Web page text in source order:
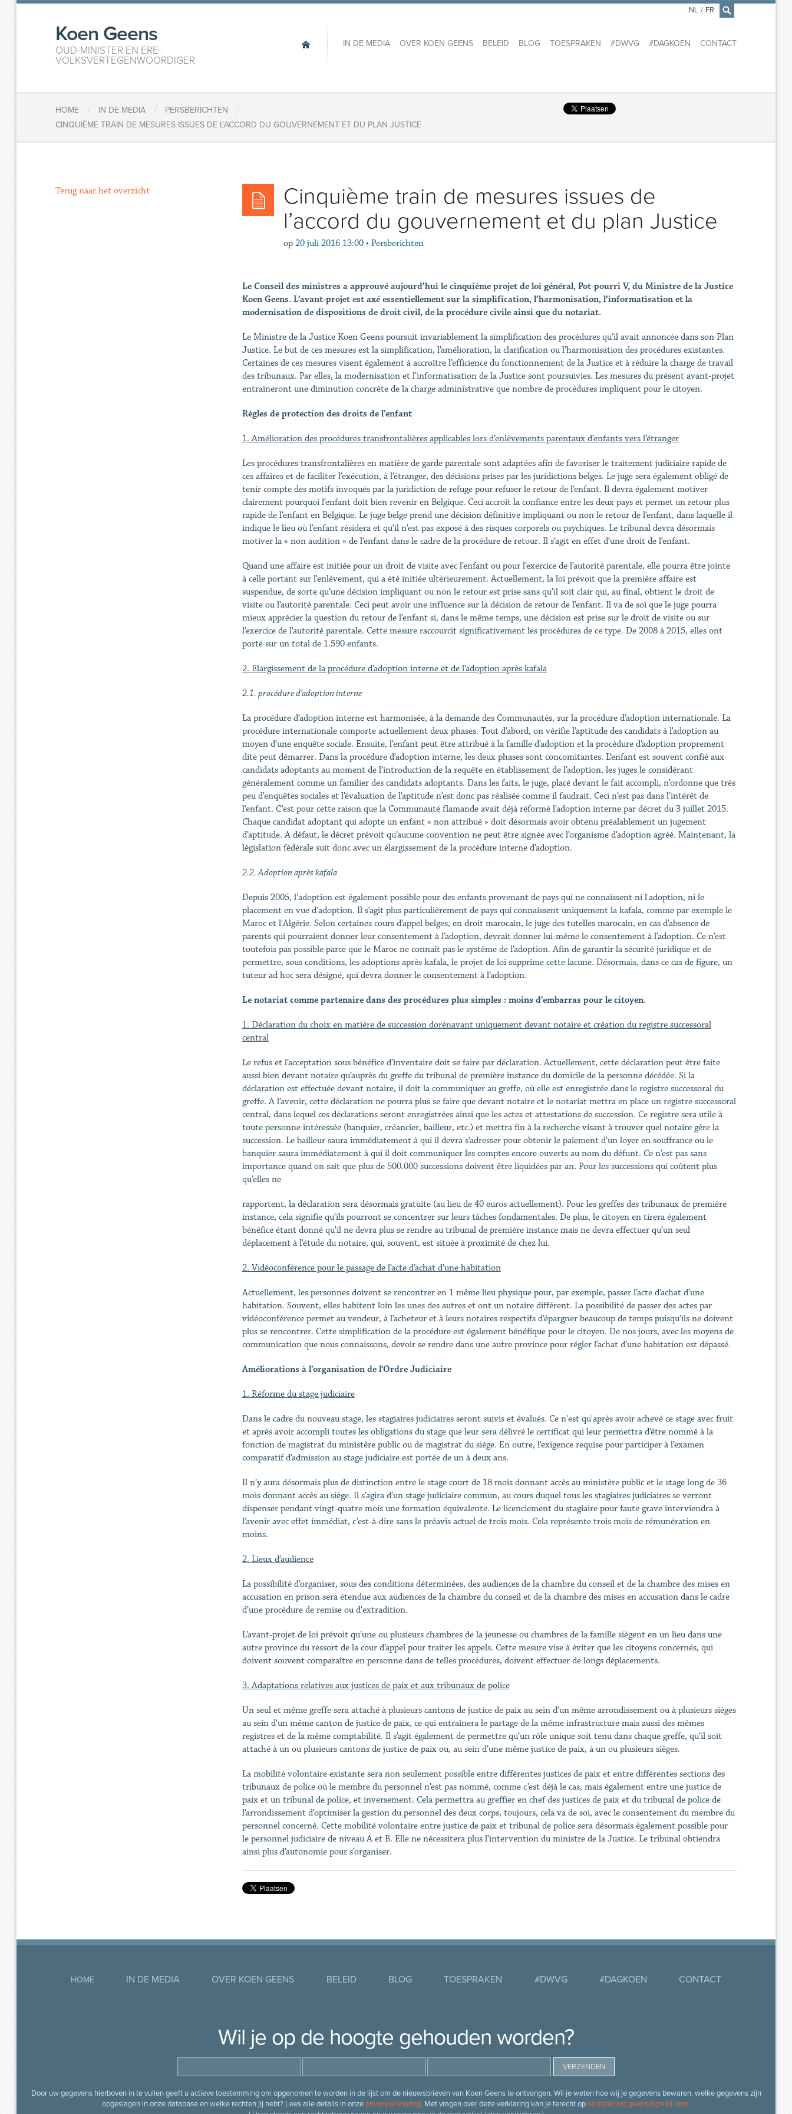
×
Koen Geens
OUD-MINISTER EN ERE-
VOLKSVERTEGENWOORDIGER
IN DE MEDIA OVER KOEN GEENS BELEID BLOG TOESPRAKEN #DWVG #DAGKOEN CONTACT
NL / FR
HOME / IN DE MEDIA / PERSBERICHTEN /
CINQUIÈME TRAIN DE MESURES ISSUES DE L’ACCORD DU GOUVERNEMENT ET DU PLAN JUSTICE
Cinquième train de mesures issues de
l’accord du gouvernement et du plan Justice
op 20 juli 2016 13:00 • Persberichten
Le Conseil des ministres a approuvé aujourd’hui le cinquième projet de loi général, Pot-pourri V, du Ministre de la Justice
Koen Geens. L’avant-projet est axé essentiellement sur la simplification, l’harmonisation, l’informatisation et la
modernisation de dispositions de droit civil, de la procédure civile ainsi que du notariat.
Le Ministre de la Justice Koen Geens poursuit invariablement la simplification des procédures qu’il avait annoncée dans son Plan
Justice. Le but de ces mesures est la simplification, l’amélioration, la clarification ou l’harmonisation des procédures existantes.
Certaines de ces mesures visent également à accroître l’efficience du fonctionnement de la Justice et à réduire la charge de travail
des tribunaux. Par elles, la modernisation et l’informatisation de la Justice sont poursuivies. Les mesures du présent avant-projet
entraîneront une diminution concrète de la charge administrative que nombre de procédures impliquent pour le citoyen.
Règles de protection des droits de l’enfant
1. Amélioration des procédures transfrontalières applicables lors d’enlèvements parentaux d’enfants vers l’étranger
Les procédures transfrontalières en matière de garde parentale sont adaptées afin de favoriser le traitement judiciaire rapide de
ces affaires et de faciliter l’exécution, à l’étranger, des décisions prises par les juridictions belges. Le juge sera également obligé de
tenir compte des motifs invoqués par la juridiction de refuge pour refuser le retour de l’enfant. Il devra également motiver
clairement pourquoi l’enfant doit bien revenir en Belgique. Ceci accroît la confiance entre les deux pays et permet un retour plus
rapide de l’enfant en Belgique. Le juge belge prend une décision définitive impliquant ou non le retour de l’enfant, dans laquelle il
indique le lieu où l’enfant résidera et qu’il n’est pas exposé à des risques corporels ou psychiques. Le tribunal devra désormais
motiver la « non audition » de l’enfant dans le cadre de la procédure de retour. Il s’agit en effet d’une droit de l’enfant.
Quand une affaire est initiée pour un droit de visite avec l’enfant ou pour l’exercice de l’autorité parentale, elle pourra être jointe
à celle portant sur l’enlèvement, qui a été initiée ultérieurement. Actuellement, la loi prévoit que la première affaire est
suspendue, de sorte qu’une décision impliquant ou non le retour est prise sans qu’il soit clair qui, au final, obtient le droit de
visite ou l’autorité parentale. Ceci peut avoir une influence sur la décision de retour de l’enfant. Il va de soi que le juge pourra
mieux apprécier la question du retour de l’enfant si, dans le même temps, une décision est prise sur le droit de visite ou sur
l’exercice de l’autorité parentale. Cette mesure raccourcit significativement les procédures de ce type. De 2008 à 2015, elles ont
porté sur un total de 1.590 enfants.
2. Elargissement de la procédure d’adoption interne et de l’adoption après kafala
2.1. procédure d’adoption interne
La procédure d’adoption interne est harmonisée, à la demande des Communautés, sur la procédure d’adoption internationale. La
procédure internationale comporte actuellement deux phases. Tout d’abord, on vérifie l’aptitude des candidats à l’adoption au
moyen d’une enquête sociale. Ensuite, l’enfant peut être attribué à la famille d’adoption et la procédure d’adoption proprement
dite peut démarrer. Dans la procédure d’adoption interne, les deux phases sont concomitantes. L’enfant est souvent confié aux
candidats adoptants au moment de l’introduction de la requête en établissement de l’adoption, les juges le considérant
généralement comme un familier des candidats adoptants. Dans les faits, le juge, placé devant le fait accompli, n’ordonne que très
peu d’enquêtes sociales et l’évaluation de l’aptitude n’est donc pas réalisée comme il faudrait. Ceci n’est pas dans l’intérêt de
l’enfant. C’est pour cette raison que la Communauté flamande avait déjà réformé l’adoption interne par décret du 3 juillet 2015.
Chaque candidat adoptant qui adopte un enfant « non attribué » doit désormais avoir obtenu préalablement un jugement
d’aptitude. A défaut, le décret prévoit qu’aucune convention ne peut être signée avec l’organisme d’adoption agréé. Maintenant, la
législation fédérale suit donc avec un élargissement de la procédure interne d’adoption.
2.2. Adoption après kafala
Depuis 2005, l'adoption est également possible pour des enfants provenant de pays qui ne connaissent ni l'adoption, ni le
placement en vue d'adoption. Il s’agit plus particulièrement de pays qui connaissent uniquement la kafala, comme par exemple le
Maroc et l'Algérie. Selon certaines cours d’appel belges, en droit marocain, le juge des tutelles marocain, en cas d’absence de
parents qui pourraient donner leur consentement à l’adoption, devrait donner lui-même le consentement à l’adoption. Ce n’est
toutefois pas possible parce que le Maroc ne connaît pas le système de l’adoption. Afin de garantir la sécurité juridique et de
permettre, sous conditions, les adoptions après kafala, le projet de loi supprime cette lacune. Désormais, dans ce cas de figure, un
tuteur ad hoc sera désigné, qui devra donner le consentement à l’adoption.
Le notariat comme partenaire dans des procédures plus simples : moins d’embarras pour le citoyen.
1. Déclaration du choix en matière de succession dorénavant uniquement devant notaire et création du registre successoral
central
Le refus et l’acceptation sous bénéfice d’inventaire doit se faire par déclaration. Actuellement, cette déclaration peut être faite
aussi bien devant notaire qu’auprès du greffe du tribunal de première instance du domicile de la personne décédée. Si la
déclaration est effectuée devant notaire, il doit la communiquer au greffe, où elle est enregistrée dans le registre successoral du
greffe. A l’avenir, cette déclaration ne pourra plus se faire que devant notaire et le notariat mettra en place un registre successoral
central, dans lequel ces déclarations seront enregistrées ainsi que les actes et attestations de succession. Ce registre sera utile à
toute personne intéressée (banquier, créancier, bailleur, etc.) et mettra fin à la recherche visant à trouver quel notaire gère la
succession. Le bailleur saura immédiatement à qui il devra s’adresser pour obtenir le paiement d’un loyer en souffrance ou le
banquier saura immédiatement à qui il doit communiquer les comptes encore ouverts au nom du défunt. Ce n’est pas sans
importance quand on sait que plus de 500.000 successions doivent être liquidées par an. Pour les successions qui coûtent plus
qu’elles ne
rapportent, la déclaration sera désormais gratuite (au lieu de 40 euros actuellement). Pour les greffes des tribunaux de première
instance, cela signifie qu’ils pourront se concentrer sur leurs tâches fondamentales. De plus, le citoyen en tirera également
bénéfice étant donné qu’il ne devra plus se rendre au tribunal de première instance mais ne devra effectuer qu’un seul
déplacement à l’étude du notaire, qui, souvent, est située à proximité de chez lui.
2. Vidéoconférence pour le passage de l’acte d’achat d’une habitation
Actuellement, les personnes doivent se rencontrer en 1 même lieu physique pour, par exemple, passer l’acte d’achat d’une
habitation. Souvent, elles habitent loin les unes des autres et ont un notaire différent. La possibilité de passer des actes par
vidéoconférence permet au vendeur, à l’acheteur et à leurs notaires respectifs d’épargner beaucoup de temps puisqu’ils ne doivent
plus se rencontrer. Cette simplification de la procédure est également bénéfique pour le citoyen. De nos jours, avec les moyens de
communication que nous connaissons, devoir se rendre dans une autre province pour régler l’achat d’une habitation est dépassé.
Améliorations à l’organisation de l’Ordre Judiciaire
1. Réforme du stage judiciaire
Dans le cadre du nouveau stage, les stagiaires judiciaires seront suivis et évalués. Ce n'est qu'après avoir achevé ce stage avec fruit
et après avoir accompli toutes les obligations du stage que leur sera délivré le certificat qui leur permettra d’être nommé à la
fonction de magistrat du ministère public ou de magistrat du siège. En outre, l’exigence requise pour participer à l’examen
comparatif d’admission au stage judiciaire est portée de un à deux ans.
Il n’y aura désormais plus de distinction entre le stage court de 18 mois donnant accès au ministère public et le stage long de 36
mois donnant accès au siège. Il s’agira d’un stage judiciaire commun, au cours duquel tous les stagiaires judiciaires se verront
dispenser pendant vingt-quatre mois une formation équivalente. Le licenciement du stagiaire pour faute grave interviendra à
l’avenir avec effet immédiat, c’est-à-dire sans le préavis actuel de trois mois. Cela représente trois mois de rémunération en
moins.
2. Lieux d’audience
La possibilité d’organiser, sous des conditions déterminées, des audiences de la chambre du conseil et de la chambre des mises en
accusation en prison sera étendue aux audiences de la chambre du conseil et de la chambre des mises en accusation dans le cadre
d’une procédure de remise ou d'extradition.
L’avant-projet de loi prévoit qu’une ou plusieurs chambres de la jeunesse ou chambres de la famille siègent en un lieu dans une
autre province du ressort de la cour d’appel pour traiter les appels. Cette mesure vise à éviter que les citoyens concernés, qui
doivent souvent comparaître en personne dans de telles procédures, doivent effectuer de longs déplacements.
3. Adaptations relatives aux justices de paix et aux tribunaux de police
Un seul et même greffe sera attaché à plusieurs cantons de justice de paix au sein d’un même arrondissement ou à plusieurs sièges
au sein d’un même canton de justice de paix, ce qui entraînera le partage de la même infrastructure mais aussi des mêmes
registres et de la même comptabilité. Il s’agit également de permettre qu’un rôle unique soit tenu dans chaque greffe, qu’il soit
attaché à un ou plusieurs cantons de justice de paix ou, au sein d’une même justice de paix, à un ou plusieurs sièges.
La mobilité volontaire existante sera non seulement possible entre différentes justices de paix et entre différentes sections des
tribunaux de police où le membre du personnel n’est pas nommé, comme c’est déjà le cas, mais également entre une justice de
paix et un tribunal de police, et inversement. Cela permettra au greffier en chef des justices de paix et du tribunal de police de
l’arrondissement d’optimiser la gestion du personnel des deux corps, toujours, cela va de soi, avec le consentement du membre du
personnel concerné. Cette mobilité volontaire entre justice de paix et tribunal de police sera désormais également possible pour
le personnel judiciaire de niveau A et B. Elle ne nécessitera plus l’intervention du ministre de la Justice. Le tribunal obtiendra
ainsi plus d’autonomie pour s’organiser.
Terug naar het overzicht
HOME IN DE MEDIA OVER KOEN GEENS BELEID BLOG TOESPRAKEN #DWVG #DAGKOEN CONTACT
Wil je op de hoogte gehouden worden?
Door uw gegevens hierboven in te vullen geeft u actieve toestemming om opgenomen te worden in de lijst om de nieuwsbrieven van Koen Geens te ontvangen. Wil je weten hoe wij je gegevens bewaren, welke gegevens zijn
opgeslagen in onze database en welke rechten jij hebt? Lees alle details in onze privacyverklaring. Met vragen over deze verklaring kan je terecht opsecretariaat.geens@gmail.com.